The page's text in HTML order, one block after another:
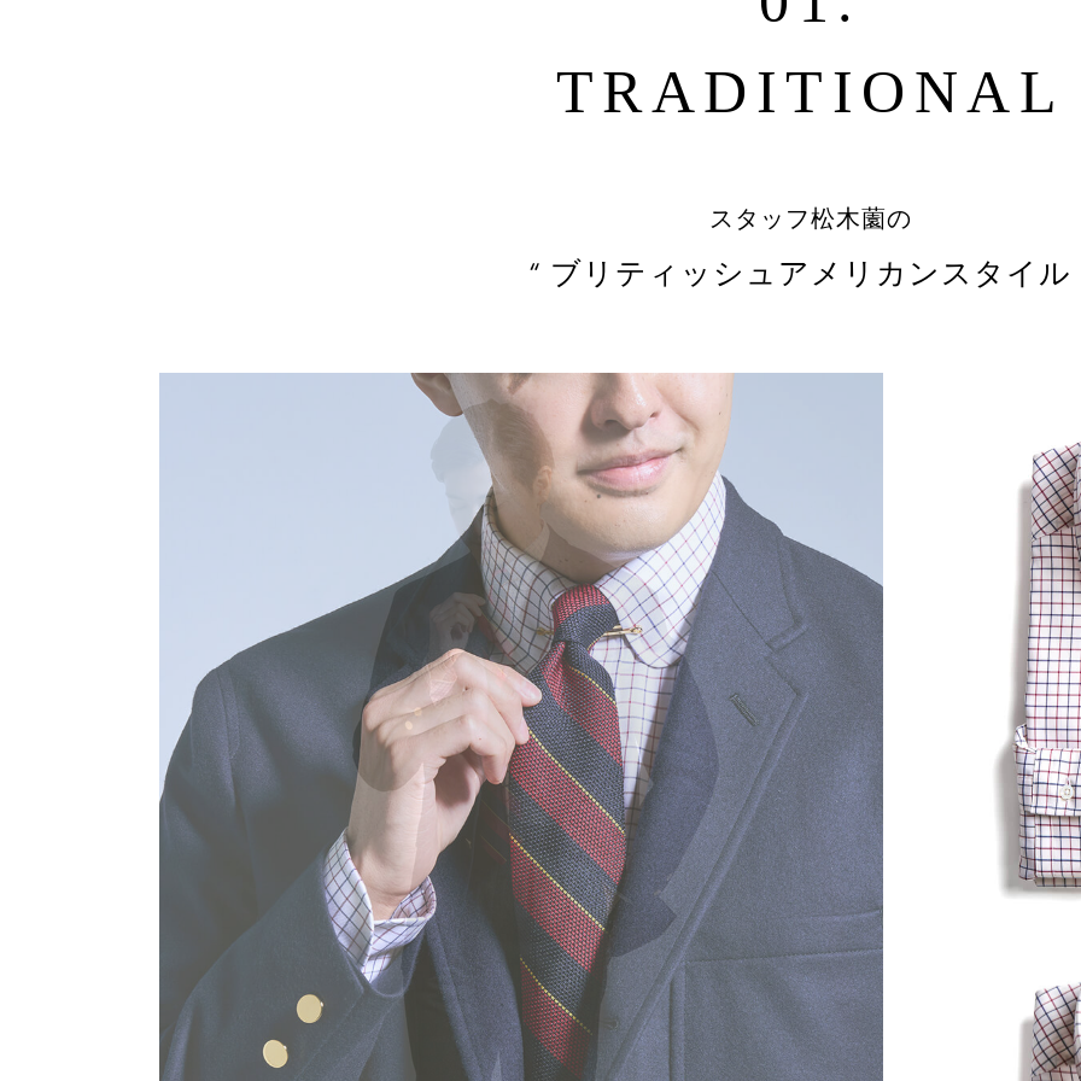
TRADITIONAL
スタッフ松木薗の
“ ブリティッシュアメリカンスタイル